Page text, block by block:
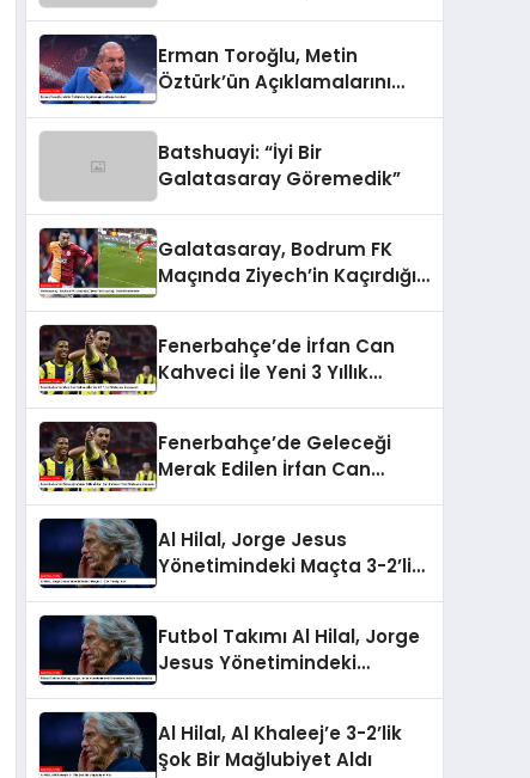
Erman Toroğlu, Metin
Öztürk’ün Açıklamalarını
Batshuayi: “İyi Bir
Galatasaray Göremedik”
Galatasaray, Bodrum FK
Maçında Ziyech’in Kaçırdığı
Fenerbahçe’de İrfan Can
Kahveci İle Yeni 3 Yıllık
Fenerbahçe’de Geleceği
Merak Edilen İrfan Can
Al Hilal, Jorge Jesus
Yönetimindeki Maçta 3-2’lik
Futbol Takımı Al Hilal, Jorge
Jesus Yönetimindeki
Al Hilal, Al Khaleej’e 3-2’lik
Şok Bir Mağlubiyet Aldı